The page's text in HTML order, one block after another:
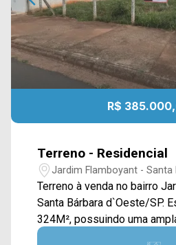
R$
Terreno - Residencial
Jardim Flamboyant - Santa
Terreno à venda no bairro
Santa Bárbara d`Oeste/SP. Este terreno contém
324M², possuindo uma
com calçada, tendo outras